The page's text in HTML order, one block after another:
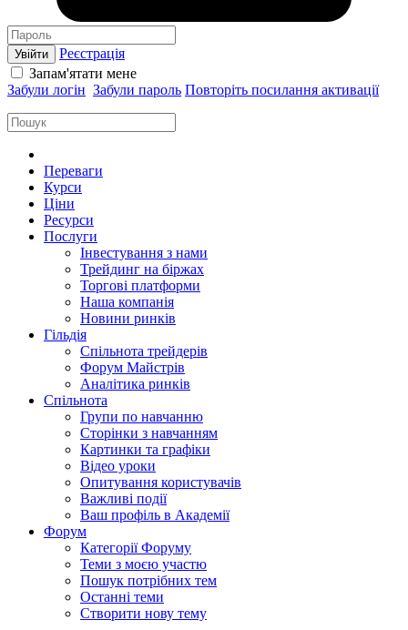
Увійти
Реєстрація
Запам'ятати мене
Забули логін Забули пароль Повторіть посилання активації
Переваги
Курси
Ціни
Ресурси
Послуги
Інвестування з нами
Трейдинг на біржах
Торгові платформи
Наша компанія
Новини ринків
Гільдія
Спільнота трейдерів
Форум Майстрів
Аналітика ринків
Спільнота
Групи по навчанню
Сторінки з навчанням
Картинки та графіки
Відео уроки
Опитування користувачів
Важливі події
Ваш профіль в Академії
Форум
Категорії Форуму
Теми з моєю участю
Пошук потрібних тем
Останні теми
Створити нову тему